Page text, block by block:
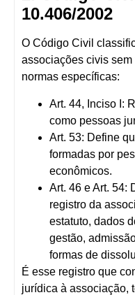
10.406/2002
O Código Civil
associações civis
normas específicas:
Art. 44, Inciso I:
como pessoas
Art. 53: Define
formadas por
econômicos.
Art. 46 e Art. 54:
registro da
estatuto, dados
gestão,
formas de
É esse registro que
jurídica à associação,